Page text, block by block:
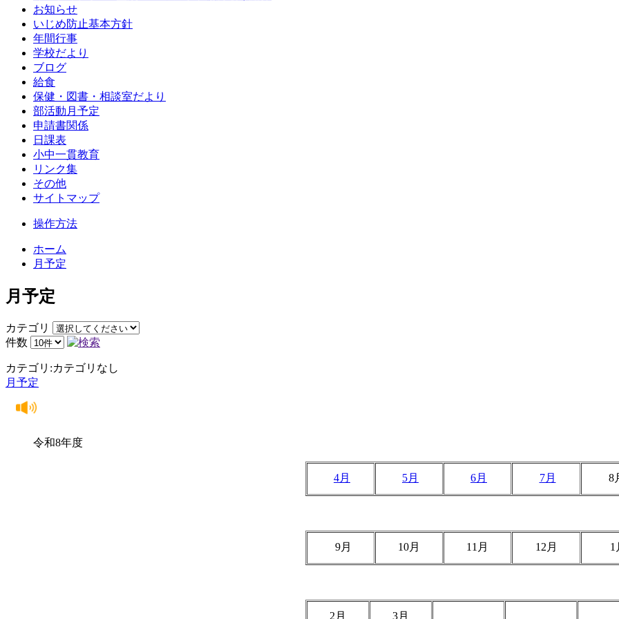
お知らせ
いじめ防止基本方針
年間行事
学校だより
ブログ
給食
保健・図書・相談室だより
部活動月予定
申請書関係
日課表
小中一貫教育
リンク集
その他
サイトマップ
操作方法
ホーム
月予定
月予定
カテゴリ
件数
カテゴリ:カテゴリなし
月予定
令和8年度
4月 5月 6月 7月 8
9月 10月 11月 12月 1
2月 3月